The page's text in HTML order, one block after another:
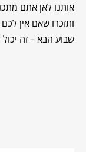
אותנו לאן אתם
ותזכרו שאם אין
שבוע הבא – זה יכול